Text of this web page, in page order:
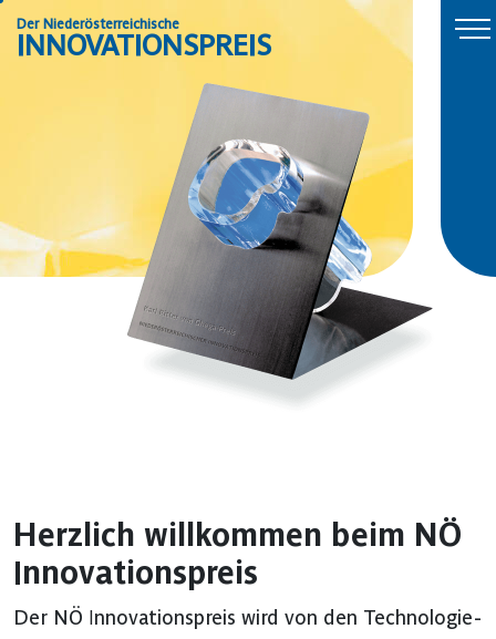
Der Niederösterreichische
INNOVATIONSPREIS
Herzlich willkommen beim NÖ
Innovationspreis
Der NÖ Innovationspreis wird von den Technologie-